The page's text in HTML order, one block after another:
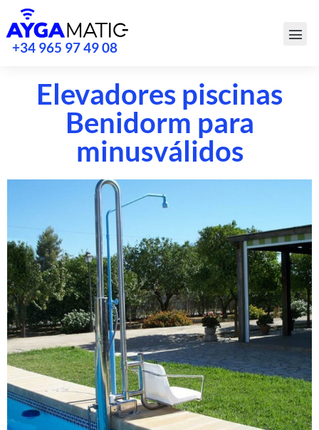
+34 965 97 49 08
Elevadores piscinas
Benidorm para
minusválidos